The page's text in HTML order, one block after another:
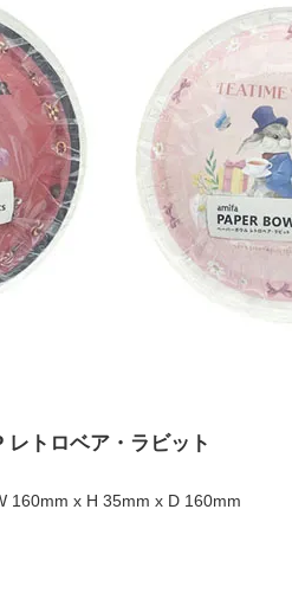
トロベア・ラビット
160mm x H 35mm x D 160mm